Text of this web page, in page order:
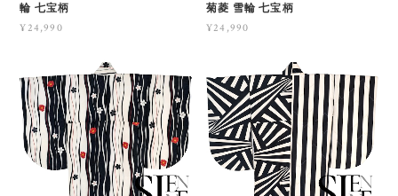
輪 七宝柄
¥24,990
菊菱 雪輪 七宝柄
¥24,990